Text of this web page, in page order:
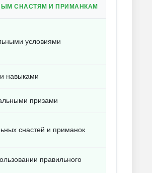
СНАСТЯМ И ПРИМАНКАМ
условиями
навыками
призами
снастей и приманок
правильного